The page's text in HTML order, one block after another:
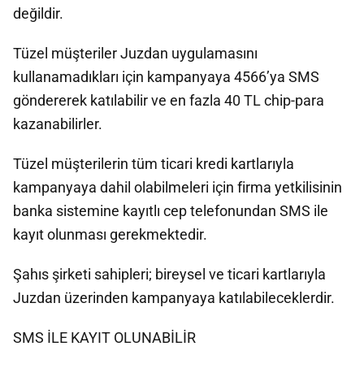
değildir.
Tüzel müşteriler Juzdan uygulamasını
kullanamadıkları için kampanyaya 4566’ya SMS
göndererek katılabilir ve en fazla 40 TL chip-para
kazanabilirler.
Tüzel müşterilerin tüm ticari kredi kartlarıyla
kampanyaya dahil olabilmeleri için firma yetkilisinin
banka sistemine kayıtlı cep telefonundan SMS ile
kayıt olunması gerekmektedir.
Şahıs şirketi sahipleri; bireysel ve ticari kartlarıyla
Juzdan üzerinden kampanyaya katılabileceklerdir.
SMS İLE KAYIT OLUNABİLİR